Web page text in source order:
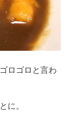
ロゴロと言わ
に。